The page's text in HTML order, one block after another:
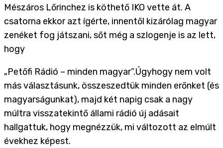
Mészáros Lőrinchez is köthető IKO vette át. A
csatorna ekkor azt ígérte, innentől kizárólag magyar
zenéket fog játszani, sőt még a szlogenje is az lett,
hogy
„Petőfi Rádió – minden magyar”.Úgyhogy nem volt
más választásunk, összeszedtük minden erőnket (és
magyarságunkat), majd két napig csak a nagy
múltra visszatekintő állami rádió új adásait
hallgattuk, hogy megnézzük, mi változott az elmúlt
évekhez képest.